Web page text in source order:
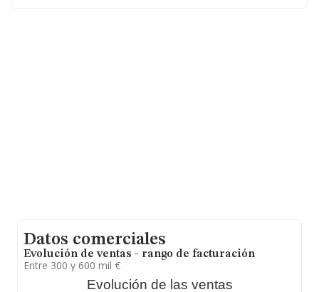
Datos comerciales
Evolución de ventas - rango de facturación
Entre 300 y 600 mil €
Evolución de las ventas